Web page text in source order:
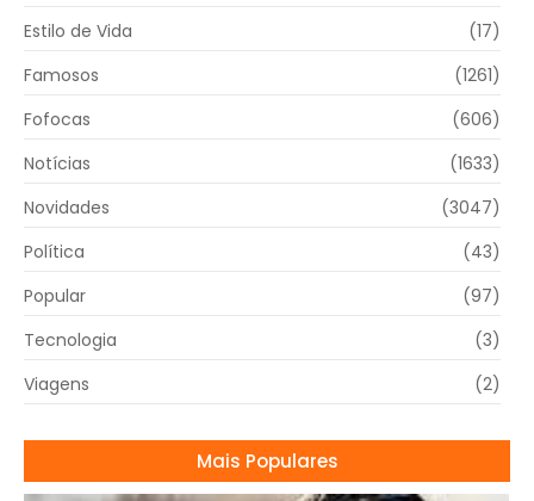
Mais Populares
Estilo de Vida
(17)
Famosos
(1261)
Fofocas
(606)
Notícias
(1633)
Novidades
(3047)
Política
(43)
Popular
(97)
Tecnologia
(3)
Viagens
(2)